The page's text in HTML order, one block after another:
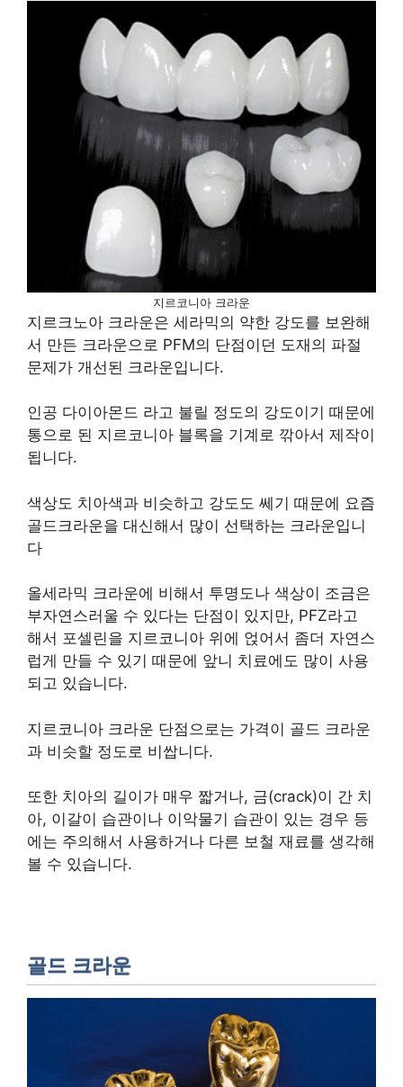
지르코니아 크라운
지르크노아 크라운은 세라믹의 약한 강도를 보완해
서 만든 크라운으로 PFM의 단점이던 도재의 파절
문제가 개선된 크라운입니다.
인공 다이아몬드 라고 불릴 정도의 강도이기 때문에
통으로 된 지르코니아 블록을 기계로 깎아서 제작이
됩니다.
색상도 치아색과 비슷하고 강도도 쎄기 때문에 요즘
골드크라운을 대신해서 많이 선택하는 크라운입니
다
올세라믹 크라운에 비해서 투명도나 색상이 조금은
부자연스러울 수 있다는 단점이 있지만, PFZ라고
해서 포셀린을 지르코니아 위에 얹어서 좀더 자연스
럽게 만들 수 있기 때문에 앞니 치료에도 많이 사용
되고 있습니다.
지르코니아 크라운 단점으로는 가격이 골드 크라운
과 비슷할 정도로 비쌉니다.
또한 치아의 길이가 매우 짧거나, 금(crack)이 간 치
아, 이갈이 습관이나 이악물기 습관이 있는 경우 등
에는 주의해서 사용하거나 다른 보철 재료를 생각해
볼 수 있습니다.
골드 크라운